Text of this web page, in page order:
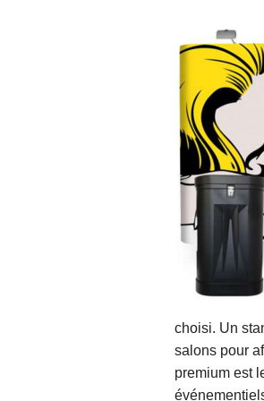
choisi. Un
salons pour
premium est